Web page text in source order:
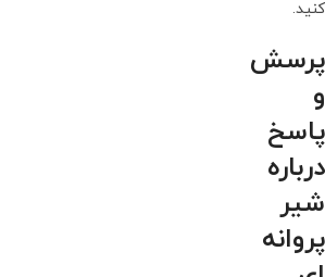
کنید.
پرسش
و
پاسخ
درباره
شیر
پروانه